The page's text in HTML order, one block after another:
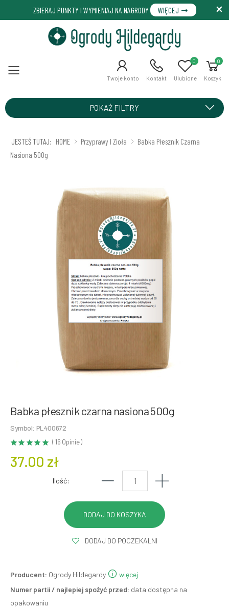
ZBIERAJ PUNKTY I WYMIENIAJ NA NAGRODY WIĘCEJ
Menu Twoje konto Kontakt Ulubione
0 0
Koszyk
POKAŻ FILTRY
JESTEŚ TUTAJ: HOME Przyprawy I Zioła
Babka Płesznik Czarna
Nasiona 500g
Babka płesznik czarna nasiona 500g
Symbol: PL400672
( 16 Opinie )
37.00 zł
Ilość:
DODAJ DO POCZEKALNI
Producent: Ogrody Hildegardy
więcej
Numer partii / najlepiej spożyć przed: data dostępna na
opakowaniu